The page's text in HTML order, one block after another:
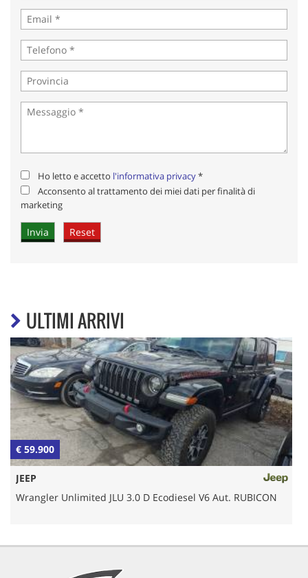
Ho letto e accetto l'informativa privacy*
Acconsento al trattamento dei miei dati per finalità di
marketing
ULTIMI ARRIVI
€ 59.900
JEEP
Wrangler Unlimited JLU 3.0 D Ecodiesel V6 Aut. RUBICON